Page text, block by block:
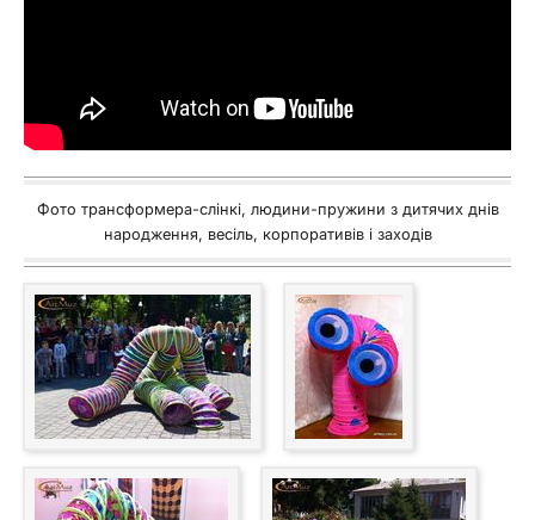
Фото трансформера-слінкі, людини-пружини з дитячих днів
народження, весіль, корпоративів і заходів